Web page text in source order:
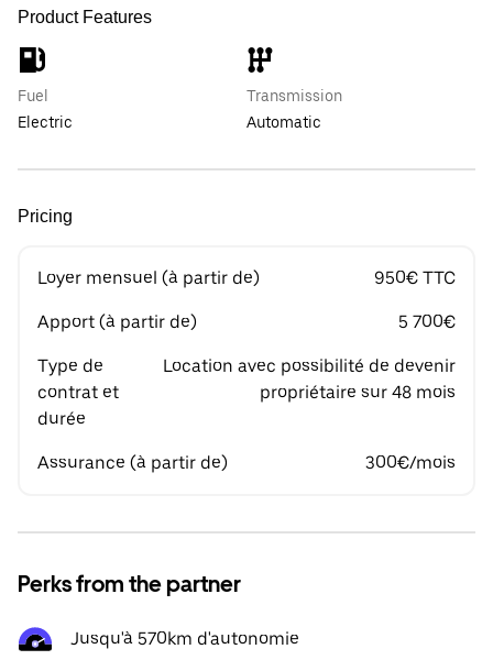
Product Features
Fuel
Electric
Transmission
Automatic
Pricing
Loyer mensuel (à partir de) 950€ TTC
Apport (à partir de) 5 700€
Type de
contrat et
durée
Location avec possibilité de devenir
propriétaire sur 48 mois
Assurance (à partir de) 300€/mois
Perks from the partner
Jusqu'à 570km d'autonomie